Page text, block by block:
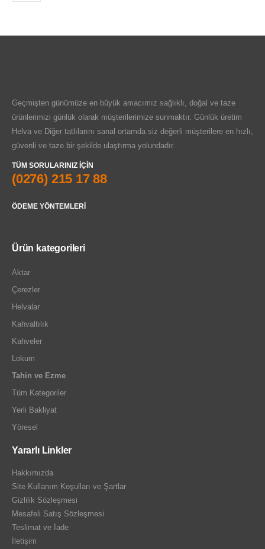
Geçmişten günümüze en büyük amacımız sağlıklı, doğal ve taze
ürünlerimizi günlük olarak müşterilerimize sunmaktır. Günlük üretim
Helva ve Diğer tatlılarını sanal ortamda siz değerli müşterilere en hızlı,
güvenli ve taze bir şekilde ulaştırma yolundadır.
TÜM SORULARINIZ IÇIN
(0276) 215 17 88
ÖDEME YÖNTEMLERI
Ürün kategorileri
Aktar
Çerezler
Helvalar
Kahvaltılık
Kahveler
Lokum
Tahin ve Ezme
Tüm Kategoriler
Yerli Bakliyat
Yöresel
Yararlı Linkler
Hakkımızda
Site Kullanım Koşulları ve Şartlar
Gizlilik Sözleşmesi
Mesafeli Satış Sözleşmesi
Teslimat ve İade
İletişim